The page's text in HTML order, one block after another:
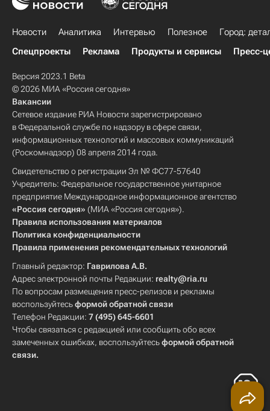
Новости Аналитика Интервью Полезное
Город:
Спецпроекты
Реклама Продукты и сервисы Пресс-
Версия 2023.1 Beta
© 2026 МИА «Россия сегодня»
Вакансии
Сетевое издание РИА Новости зарегистрировано
в Федеральной службе по надзору в сфере связи,
информационных технологий и массовых коммуникаций
(Роскомнадзор) 08 апреля 2014 года.
Свидетельство о регистрации Эл № ФС77-57640
Учредитель: Федеральное государственное унитарное
предприятие Международное информационное агентство
«Россия сегодня» (МИА «Россия сегодня»).
Правила использования материалов
Политика конфиденциальности
Правила применения рекомендательных технологий
Главный редактор: Гаврилова А.В.
Адрес электронной почты Редакции: realty@ria.ru
По вопросам размещения пресс-релизов и рекламы
воспользуйтесьформой обратной связи
Телефон Редакции: 7 (495) 645-6601
Чтобы связаться с редакцией или сообщить обо всех
замеченных ошибках, воспользуйтесьформой обратной
связи.